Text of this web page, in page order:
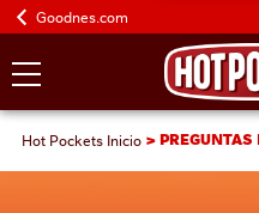
Goodnes.com
Hot Pockets Inicio PREGUNTAS